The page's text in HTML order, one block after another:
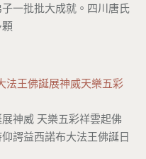
一批批大成就。四川唐氏
法王佛誕展神威天樂五彩
神威 天樂五彩祥雲起佛
諤益西諾布大法王佛誕日